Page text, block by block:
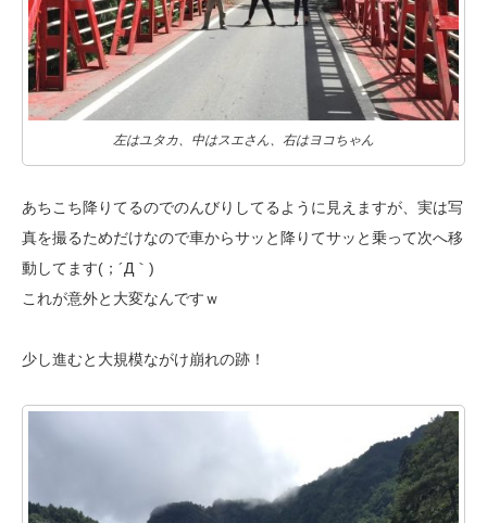
左はユタカ、中はスエさん、右はヨコちゃん
あちこち降りてるのでのんびりしてるように見えますが、実は写
真を撮るためだけなので車からサッと降りてサッと乗って次へ移
動してます(；´Д｀)
これが意外と大変なんですｗ
少し進むと大規模ながけ崩れの跡！